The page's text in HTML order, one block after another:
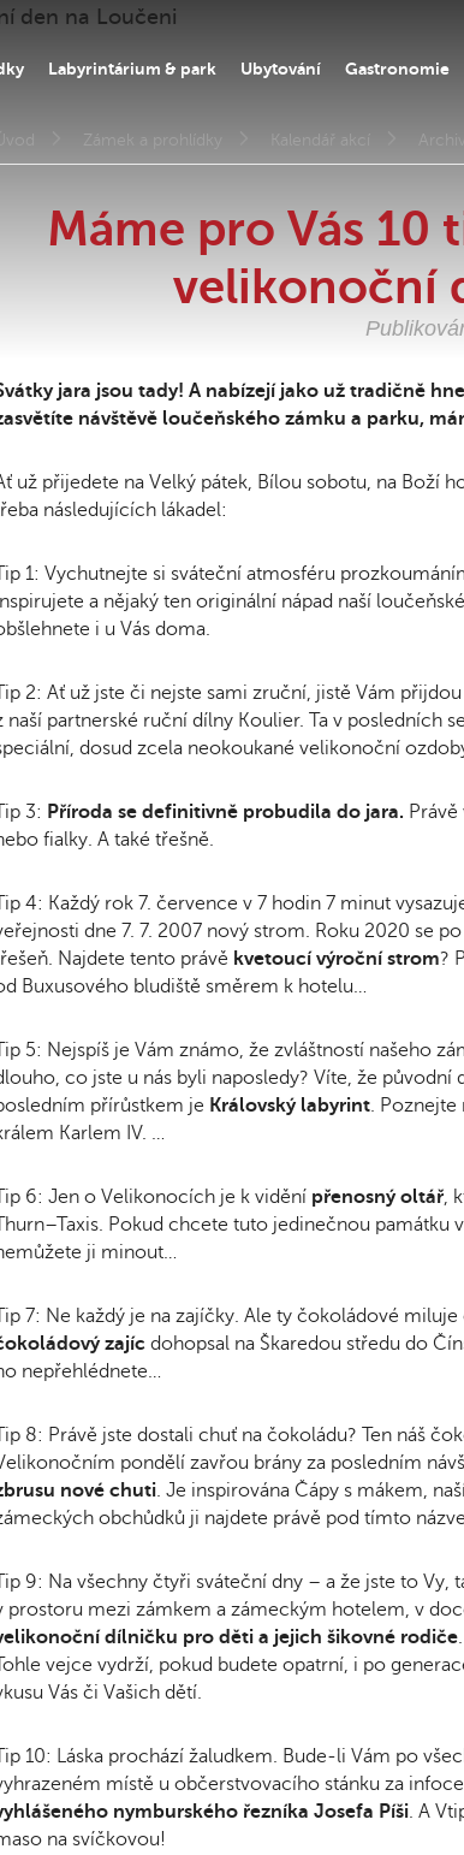
Labyrintárium & park Ubytování Gastronomie
Úvod Zámek a prohlídky Kalendář akcí
Máme pro Vás 10
velikonoční
jara jsou tady! A nabízejí jako už tradičně
návštěvě loučeňského zámku a parku,
už přijedete na Velký pátek, Bílou sobotu, na Boží
následujících lákadel:
1: Vychutnejte si sváteční atmosféru
a nějaký ten originální nápad naší
i u Vás doma.
2: Ať už jste či nejste sami zruční, jistě Vám
naší partnerské ruční dílny Koulier. Ta v posledních
dosud zcela neokoukané velikonoční
3: Příroda se definitivně probudila do jara.
fialky. A také třešně.
4: Každý rok 7. července v 7 hodin 7 minut
dne 7. 7. 2007 nový strom. Roku 2020 se
Najdete tento právě kvetoucí výroční strom?
Buxusového bludiště směrem k hotelu…
5: Nejspíš je Vám známo, že zvláštností našeho
co jste u nás byli naposledy? Víte, že
přírůstkem je Královský labyrint. Poznejte
Karlem IV. …
6: Jen o Velikonocích je k vidění přenosný oltář,
Pokud chcete tuto jedinečnou památku
ji minout…
7: Ne každý je na zajíčky. Ale ty čokoládové
zajícdohopsal na Škaredou středu do
nepřehlédnete…
8: Právě jste dostali chuť na čokoládu? Ten náš
pondělí zavřou brány za posledním
nové chuti. Je inspirována Čápy s mákem,
obchůdků ji najdete právě pod tímto
9: Na všechny čtyři sváteční dny – a že jste to
prostoru mezi zámkem a zámeckým hotelem, v
dílničku pro děti a jejich šikovné rodiče
vejce vydrží, pokud budete opatrní, i po
Vás či Vašich dětí.
10: Láska prochází žaludkem. Bude-li Vám po
místě u občerstvovacího stánku za
nymburského řezníka Josefa Píši. A
na svíčkovou!